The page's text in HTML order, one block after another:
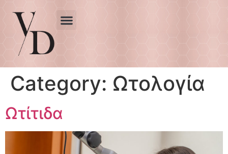
Category: Ωτολογία
Ωτίτιδα